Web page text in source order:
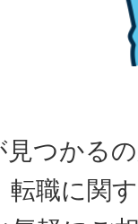
つかる
職に関